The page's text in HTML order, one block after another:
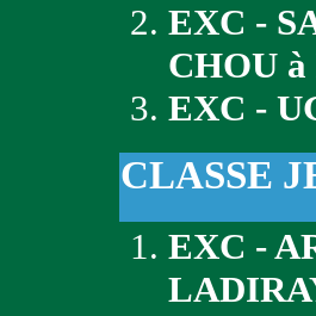
EXC -
CHOU
EXC -
CLASSE
EXC -